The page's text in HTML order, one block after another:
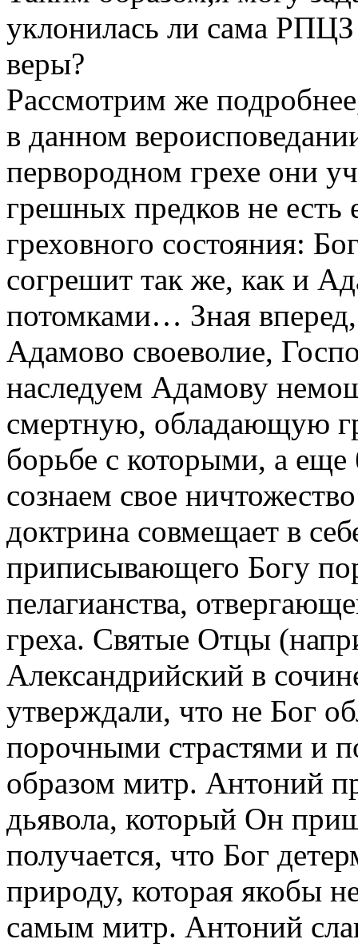
уклонилась ли сама РПЦЗ
веры?
Рассмотрим же
в данном
первородном грехе они
грешных предков не есть
греховного состояния:
согрешит так же, как и
потомками… Зная
Адамово своеволие,
наследуем Адамову
смертную, обладающую
борьбе с которыми, а
сознаем свое
доктрина совмещает в
приписывающего Богу
пелагианства,
греха. Святые Отцы
Александрийский в
утверждали, что не Бог
порочными страстями и
образом митр. Антоний
дьявола, который Он
получается, что Бог
природу, которая якобы
самым митр. Антоний